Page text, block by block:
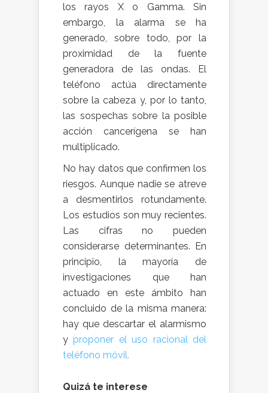
los rayos X o Gamma. Sin
embargo, la alarma se ha
generado, sobre todo, por la
proximidad de la fuente
generadora de las ondas. El
teléfono actúa directamente
sobre la cabeza y, por lo tanto,
las sospechas sobre la posible
acción cancerígena se han
multiplicado.
No hay datos que confirmen los
riesgos. Aunque nadie se atreve
a desmentirlos rotundamente.
Los estudios son muy recientes.
Las cifras no pueden
considerarse determinantes. En
principio, la mayoría de
investigaciones que han
actuado en este ámbito han
concluido de la misma manera:
hay que descartar el alarmismo
yproponer el uso racional del
teléfono móvil.
Quizá te interese